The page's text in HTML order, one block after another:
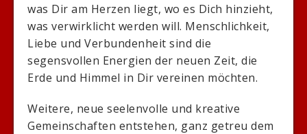
was Dir am Herzen liegt, wo es Dich hinzieht,
was verwirklicht werden will. Menschlichkeit,
Liebe und Verbundenheit sind die
segensvollen Energien der neuen Zeit, die
Erde und Himmel in Dir vereinen möchten.
Weitere, neue seelenvolle und kreative
Gemeinschaften entstehen, ganz getreu dem